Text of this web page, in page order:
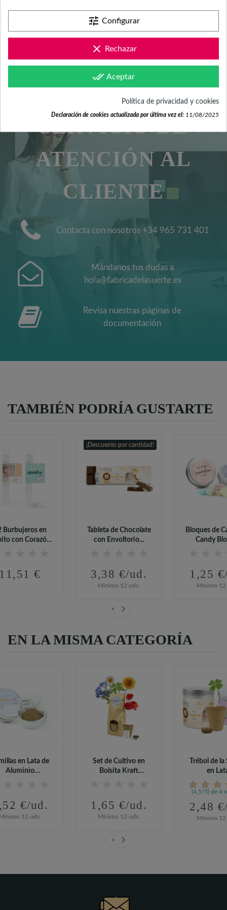
¿POR QUÉ TENGO QUE
INDICAR FECHA DEL
SERVICIO DE
ATENCIÓN AL
CLIENTE
Contacta con nosotros +34 965 731 401
Mándanos tus dudas a
hola@fabricadelasuerte.es
Revisa nuestras páginas de
documentación
TAMBIÉN PODRÍA GUSTARTE
Burbujeros en
con Corazón
€
¡Descuento por cantidad!
Tableta de Chocolate
con Envoltorio...
3,38 €/ud.
Mínimo 12 uds.
Bloques de
Candy
1,25
Mínimo 12
EN LA MISMA CATEGORÍA
en Lata de
Aluminio
€/ud.
12 uds.
Set de Cultivo en
Bolsita Kraft
1,65 €/ud.
Mínimo 12 uds.
Trébol de
en
(4,5/5) de 4
2,48
Mínimo 12
tune Configurar
clear Rechazar
done_all Aceptar
Política de privacidad y cookies
Declaración de cookies actualizada por última vez el: 11/08/2025